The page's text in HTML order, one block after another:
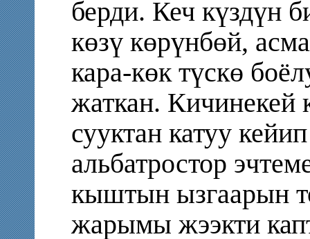
берди. Кеч күздүн
көзү көрүнбөй,
кара-көк түскө
жаткан.
сууктан катуу
альбатростор
кыштын ызгаарын
жарымы жээкти